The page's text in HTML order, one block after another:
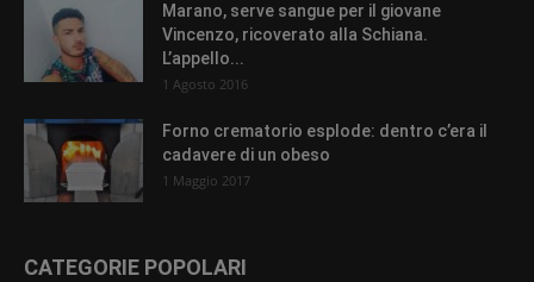
Marano, serve sangue per il giovane
Vincenzo, ricoverato alla Schiana.
L’appello...
1 Agosto 2016
Forno crematorio esplode: dentro c’era il
cadavere di un obeso
1 Maggio 2017
CATEGORIE POPOLARI